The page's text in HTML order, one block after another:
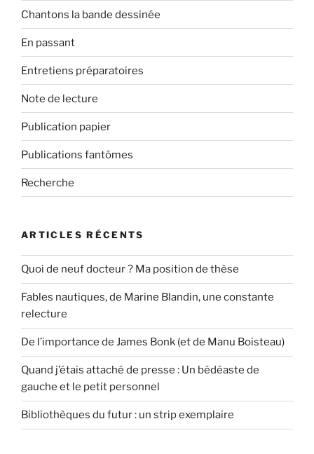
Chantons la bande dessinée
En passant
Entretiens préparatoires
Note de lecture
Publication papier
Publications fantômes
Recherche
ARTICLES RÉCENTS
Quoi de neuf docteur ? Ma position de thèse
Fables nautiques, de Marine Blandin, une constante
relecture
De l’importance de James Bonk (et de Manu Boisteau)
Quand j’étais attaché de presse : Un bédéaste de
gauche et le petit personnel
Bibliothèques du futur : un strip exemplaire